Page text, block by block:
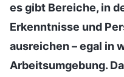
es gibt Bereiche, in
Erkenntnisse und
ausreichen – egal in
Arbeitsumgebung.